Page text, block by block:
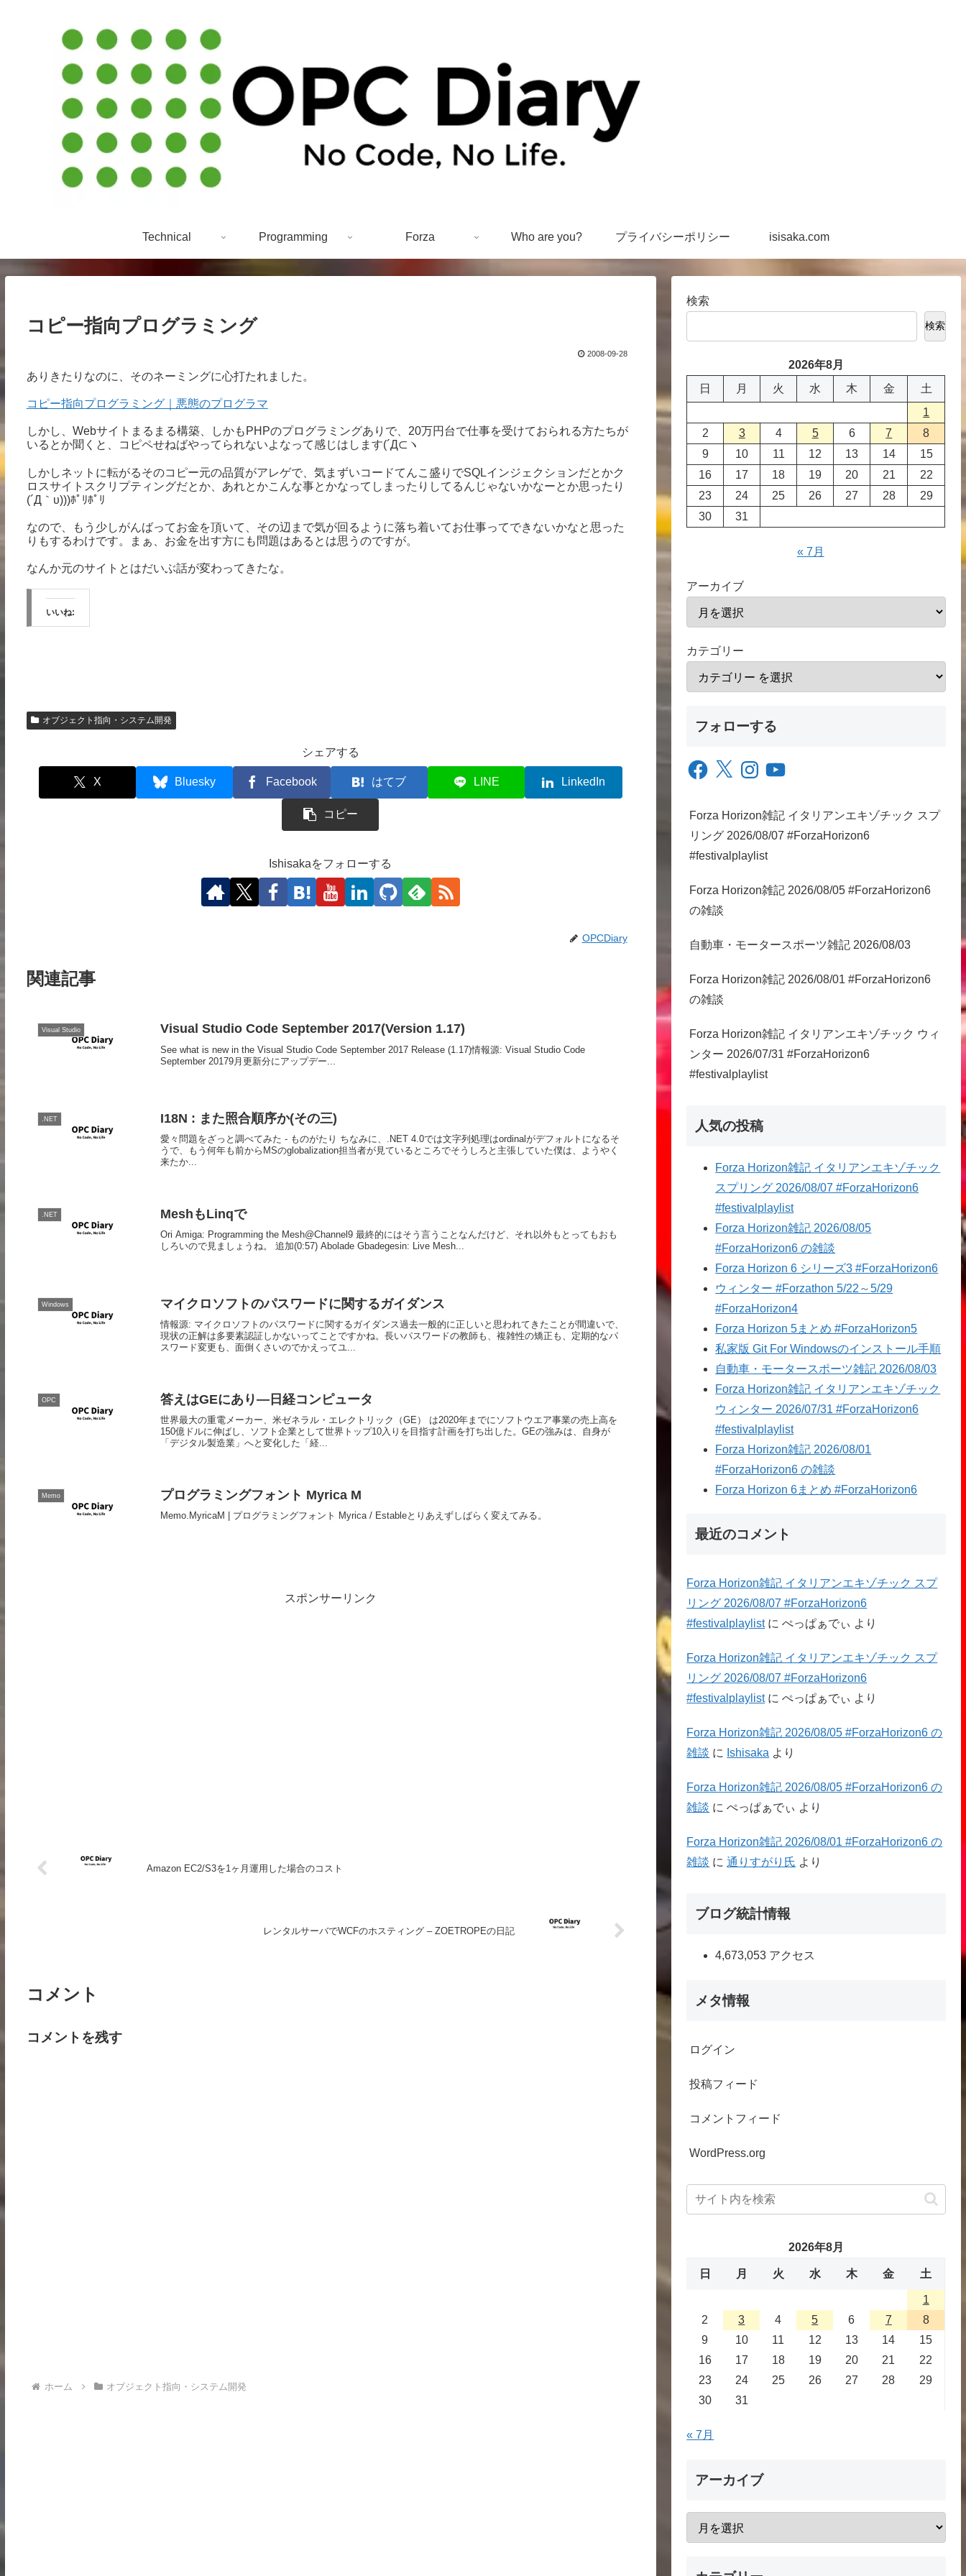
Technical Programming Forza Who are you? プライバシーポリシー isisaka.com
コピー指向プログラミング
2008-09-28
ありきたりなのに、そのネーミングに心打たれました。
コピー指向プログラミング｜悪態のプログラマ
しかし、Webサイトまるまる構築、しかもPHPのプログラミングありで、20万円台で仕事を受けておられる方たちが
いるとか聞くと、コピペせねばやってられないよなって感じはします(´Д⊂ヽ
しかしネットに転がるそのコピー元の品質がアレゲで、気まずいコードてんこ盛りでSQLインジェクションだとかク
ロスサイトスクリプティングだとか、あれとかこんな事とかなってしまったりしてるんじゃないかなーとか思ったり
(´Д｀υ)))ﾎﾟﾘﾎﾟﾘ
なので、もう少しがんばってお金を頂いて、その辺まで気が回るように落ち着いてお仕事ってできないかなと思った
りもするわけです。まぁ、お金を出す方にも問題はあるとは思うのですが。
なんか元のサイトとはだいぶ話が変わってきたな。
いいね:
オブジェクト指向・システム開発
シェアする
X Bluesky Facebook はてブ LINE LinkedIn
コピー
Ishisakaをフォローする
OPCDiary
関連記事
Visual Studio Visual Studio Code September 2017(Version 1.17)
See what is new in the Visual Studio Code September 2017 Release (1.17)情報源: Visual Studio Code
September 20179月更新分にアップデー...
.NET I18N : また照合順序か(その三)
愛々問題をざっと調べてみた - ものがたり ちなみに、.NET 4.0では文字列処理はordinalがデフォルトになるそ
うで、もう何年も前からMSのglobalization担当者が見ているところでそうしろと主張していた僕は、ようやく
来たか...
.NET MeshもLinqで
Ori Amiga: Programming the Mesh@Channel9 最終的にはそう言うことなんだけど、それ以外もとってもおも
しろいので見ましょうね。 追加(0:57) Abolade Gbadegesin: Live Mesh...
Windows マイクロソフトのパスワードに関するガイダンス
情報源: マイクロソフトのパスワードに関するガイダンス過去一般的に正しいと思われてきたことが間違いで、
現状の正解は多要素認証しかないってことですかね。長いパスワードの教師も、複雑性の矯正も、定期的なパ
スワード変更も、面倒くさいのでかえってユ...
OPC 答えはGEにあり—日経コンピュータ
世界最大の重電メーカー、米ゼネラル・エレクトリック（GE） は2020年までにソフトウエア事業の売上高を
150億ドルに伸ばし、ソフト企業として世界トップ10入りを目指す計画を打ち出した。GEの強みは、自身が
「デジタル製造業」へと変化した「経...
Memo プログラミングフォント Myrica M
Memo.MyricaM | プログラミングフォント Myrica / Estableとりあえずしばらく変えてみる。
スポンサーリンク
Amazon EC2/S3を1ヶ月運用した場合のコスト
レンタルサーバでWCFのホスティング – ZOETROPEの日記
コメント
コメントを残す
ホーム オブジェクト指向・システム開発
検索
検索
2026年8月
日
月 火 水 木 金
土
1
2
3 4 5 6 7
8
9
10 11 12 13 14
15
16
17 18 19 20 21
22
23
24 25 26 27 28
29
30
31
« 7月
アーカイブ
カテゴリー
フォローする
Facebook
X InstagramYouTube
Forza Horizon雑記 イタリアンエキゾチック スプ
リング 2026/08/07 #ForzaHorizon6
#festivalplaylist
Forza Horizon雑記 2026/08/05 #ForzaHorizon6
の雑談
自動車・モータースポーツ雑記 2026/08/03
Forza Horizon雑記 2026/08/01 #ForzaHorizon6
の雑談
Forza Horizon雑記 イタリアンエキゾチック ウィ
ンター 2026/07/31 #ForzaHorizon6
#festivalplaylist
人気の投稿
Forza Horizon雑記 イタリアンエキゾチック
スプリング 2026/08/07 #ForzaHorizon6
#festivalplaylist
Forza Horizon雑記 2026/08/05
#ForzaHorizon6 の雑談
Forza Horizon 6 シリーズ3 #ForzaHorizon6
ウィンター #Forzathon 5/22～5/29
#ForzaHorizon4
Forza Horizon 5まとめ #ForzaHorizon5
私家版 Git For Windowsのインストール手順
自動車・モータースポーツ雑記 2026/08/03
Forza Horizon雑記 イタリアンエキゾチック
ウィンター 2026/07/31 #ForzaHorizon6
#festivalplaylist
Forza Horizon雑記 2026/08/01
#ForzaHorizon6 の雑談
Forza Horizon 6まとめ #ForzaHorizon6
最近のコメント
Forza Horizon雑記 イタリアンエキゾチック スプ
リング 2026/08/07 #ForzaHorizon6
#festivalplaylistにぺっぱぁでぃ より
Forza Horizon雑記 イタリアンエキゾチック スプ
リング 2026/08/07 #ForzaHorizon6
#festivalplaylistにぺっぱぁでぃ より
Forza Horizon雑記 2026/08/05 #ForzaHorizon6 の
雑談 に Ishisaka より
Forza Horizon雑記 2026/08/05 #ForzaHorizon6 の
雑談 にぺっぱぁでぃ より
Forza Horizon雑記 2026/08/01 #ForzaHorizon6 の
雑談 に通りすがり氏 より
ブログ統計情報
4,673,053 アクセス
メタ情報
ログイン
投稿フィード
コメントフィード
WordPress.org
2026年8月
日 月 火 水 木 金 土
1
2
3 4 5 6 7
8
9
10 11 12 13 14
15
16
17 18 19 20 21
22
23
24 25 26 27 28
29
30
31
« 7月
アーカイブ